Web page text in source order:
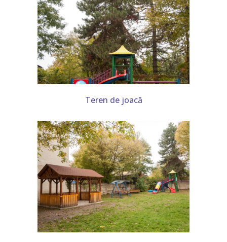
Teren de joacă